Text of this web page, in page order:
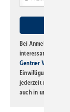
Bei Anmeldung zu
interessante
Gentner Verlag
Einwilligung kann
jederzeit möglich.
auch in unserer